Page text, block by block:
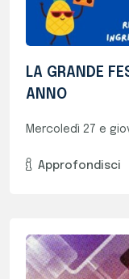
Programmi E